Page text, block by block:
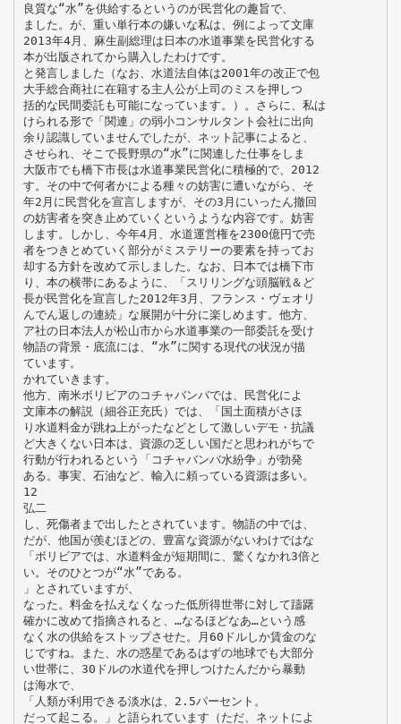
良質な“水”を供給するというのが民営化の趣旨で、
ました。が、重い単行本の嫌いな私は、例によって文庫
2013年4月、麻生副総理は日本の水道事業を民営化する
本が出版されてから購入したわけです。
と発言しました（なお、水道法自体は2001年の改正で包
大手総合商社に在籍する主人公が上司のミスを押しつ
括的な民間委託も可能になっています。）。さらに、私は
けられる形で「関連」の弱小コンサルタント会社に出向
余り認識していませんでしたが、ネット記事によると、
させられ、そこで長野県の“水”に関連した仕事をしま
大阪市でも橋下市長は水道事業民営化に積極的で、2012
す。その中で何者かによる種々の妨害に遭いながら、そ
年2月に民営化を宣言しますが、その3月にいったん撤回
の妨害者を突き止めていくというような内容です。妨害
します。しかし、今年4月、水道運営権を2300億円で売
者をつきとめていく部分がミステリーの要素を持ってお
却する方針を改めて示しました。なお、日本では橋下市
り、本の横帯にあるように、「スリリングな頭脳戦＆ど
長が民営化を宣言した2012年3月、フランス・ヴェオリ
んでん返しの連続」な展開が十分に楽しめます。他方、
ア社の日本法人が松山市から水道事業の一部委託を受け
物語の背景・底流には、“水”に関する現代の状況が描
ています。
かれていきます。
他方、南米ボリビアのコチャバンバでは、民営化によ
文庫本の解説（細谷正充氏）では、「国土面積がさほ
り水道料金が跳ね上がったなどとして激しいデモ・抗議
ど大きくない日本は、資源の乏しい国だと思われがちで
行動が行われるという「コチャバンバ水紛争」が勃発
ある。事実、石油など、輸入に頼っている資源は多い。
12
弘二
し、死傷者まで出したとされています。物語の中では、
だが、他国が羨むほどの、豊富な資源がないわけではな
「ボリビアでは、水道料金が短期間に、驚くなかれ3倍と
い。そのひとつが“水”である。
」とされていますが、
なった。料金を払えなくなった低所得世帯に対して躊躇
確かに改めて指摘されると、…なるほどなあ…という感
なく水の供給をストップさせた。月60ドルしか賃金のな
じですね。また、水の惑星であるはずの地球でも大部分
い世帯に、30ドルの水道代を押しつけたんだから暴動
は海水で、
「人類が利用できる淡水は、2.5パーセント。
だって起こる。」と語られています（ただ、ネットによ